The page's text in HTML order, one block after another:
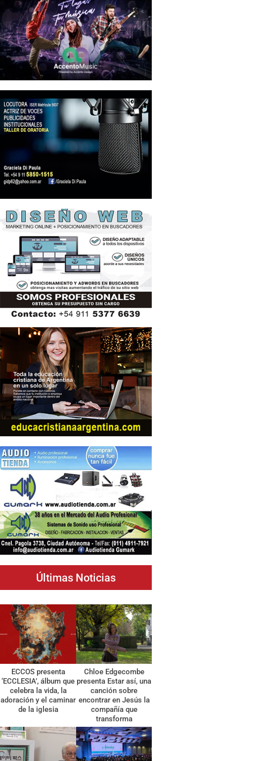
Últimas Noticias
ECCOS presenta
‘ECCLESIA’, álbum que
celebra la vida, la
adoración y el caminar
de la iglesia
Chloe Edgecombe
presenta Estar así, una
canción sobre
encontrar en Jesús la
compañía que
transforma